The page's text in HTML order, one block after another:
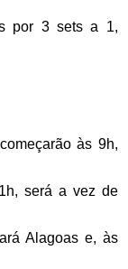
por 3 sets a 1,
às 9h,
será a vez de
Alagoas e, às